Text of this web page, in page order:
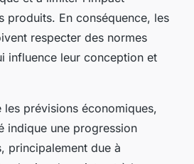
produits. En conséquence, les
respecter des normes
influence leur conception et
les prévisions économiques,
indique une progression
principalement due à